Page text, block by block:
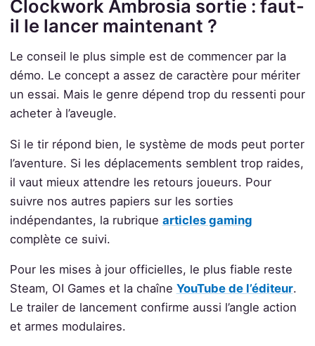
Clockwork Ambrosia sortie : faut-
il le lancer maintenant ?
Le conseil le plus simple est de commencer par la
démo. Le concept a assez de caractère pour mériter
un essai. Mais le genre dépend trop du ressenti pour
acheter à l’aveugle.
Si le tir répond bien, le système de mods peut porter
l’aventure. Si les déplacements semblent trop raides,
il vaut mieux attendre les retours joueurs. Pour
suivre nos autres papiers sur les sorties
indépendantes, la rubrique articles gaming
complète ce suivi.
Pour les mises à jour officielles, le plus fiable reste
Steam, OI Games et la chaîne YouTube de l’éditeur.
Le trailer de lancement confirme aussi l’angle action
et armes modulaires.